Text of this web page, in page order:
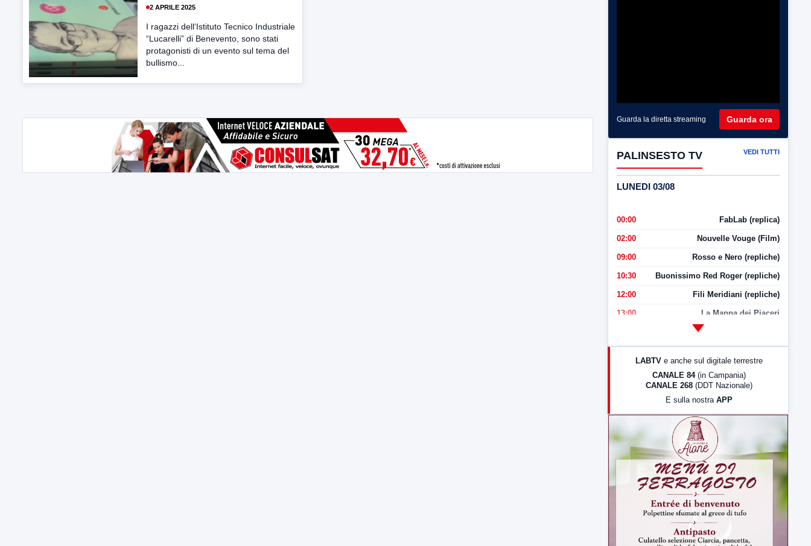
2 APRILE 2025
I ragazzi dell‘Istituto Tecnico Industriale
“Lucarelli” di Benevento, sono stati
protagonisti di un evento sul tema del
bullismo...
Guarda la diretta streaming Guarda ora
PALINSESTO TV VEDI TUTTI
LUNEDI 03/08
00:00 FabLab (replica)
02:00 Nouvelle Vouge (Film)
09:00 Rosso e Nero (repliche)
10:30 Buonissimo Red Roger (repliche)
12:00 Fili Meridiani (repliche)
13:00 La Mappa dei Piaceri
LabNews (Diretta)
LabNews (replica)
LABTV e anche sul digitale terrestre
CANALE 84 (in Campania)
CANALE 268 (DDT Nazionale)
E sulla nostra APP